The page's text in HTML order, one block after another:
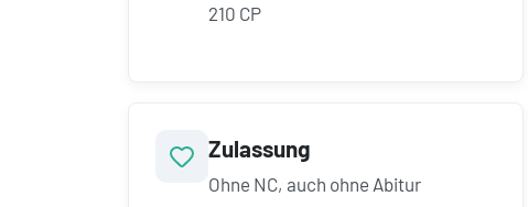
210 CP
Zulassung
Ohne NC, auch ohne Abitur